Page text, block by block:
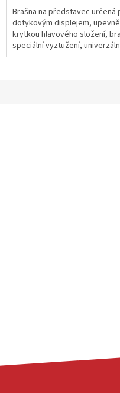
Brašna na představec
dotykovým displejem,
krytkou hlavového složení,
speciální vyztužení,